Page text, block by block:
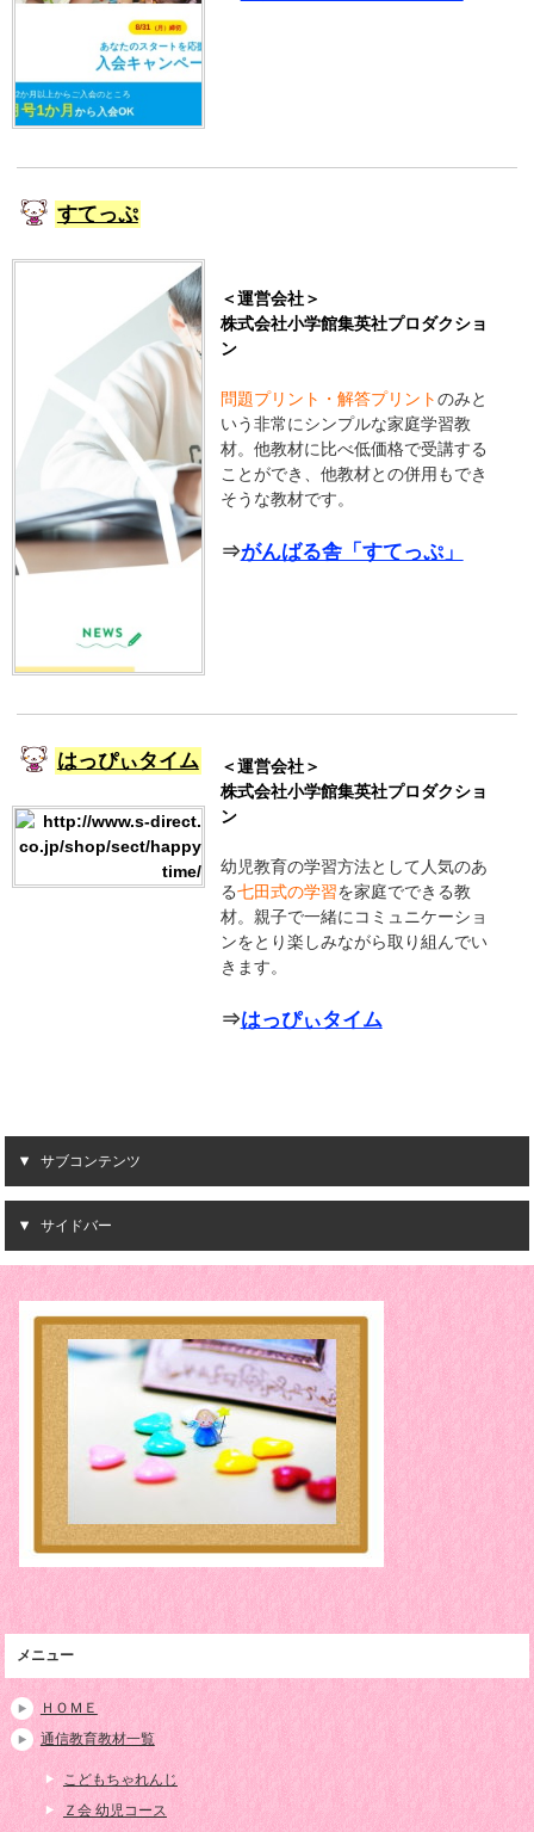
すてっぷ
＜運営会社＞
株式会社小学館集英社プロダクショ
ン
問題プリント・解答プリントのみと
いう非常にシンプルな家庭学習教
材。他教材に比べ低価格で受講する
ことができ、他教材との併用もでき
そうな教材です。
⇒がんばる舎「すてっぷ」
はっぴぃタイム
＜運営会社＞
株式会社小学館集英社プロダクショ
ン
幼児教育の学習方法として人気のあ
る七田式の学習を家庭でできる教
材。親子で一緒にコミュニケーショ
ンをとり楽しみながら取り組んでい
きます。
⇒はっぴぃタイム
サブコンテンツ
サイドバー
メニュー
ＨＯＭＥ
通信教育教材一覧
こどもちゃれんじ
Ｚ会 幼児コース